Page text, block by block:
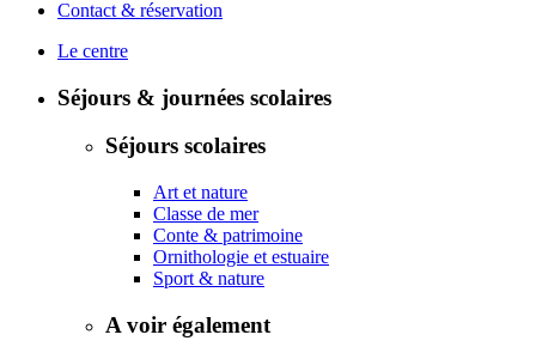
Contact & réservation
Le centre
Séjours & journées scolaires
Séjours scolaires
Art et nature
Classe de mer
Conte & patrimoine
Ornithologie et estuaire
Sport & nature
A voir également